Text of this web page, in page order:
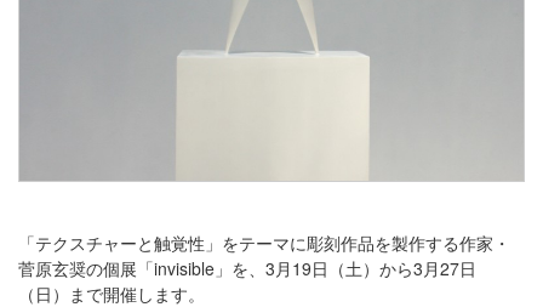
「テクスチャーと触覚性」をテーマに彫刻作品を製作する作家・
菅原玄奨の個展「invisible」を、3月19日（土）から3月27日
（日）まで開催します。